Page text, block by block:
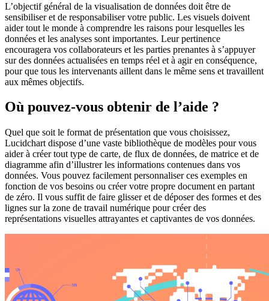
L’objectif général de la visualisation de données doit être de
sensibiliser et de responsabiliser votre public. Les visuels doivent
aider tout le monde à comprendre les raisons pour lesquelles les
données et les analyses sont importantes. Leur pertinence
encouragera vos collaborateurs et les parties prenantes à s’appuyer
sur des données actualisées en temps réel et à agir en conséquence,
pour que tous les intervenants aillent dans le même sens et travaillent
aux mêmes objectifs.
Où pouvez-vous obtenir de l’aide ?
Quel que soit le format de présentation que vous choisissez,
Lucidchart dispose d’une vaste bibliothèque de modèles pour vous
aider à créer tout type de carte, de flux de données, de matrice et de
diagramme afin d’illustrer les informations contenues dans vos
données. Vous pouvez facilement personnaliser ces exemples en
fonction de vos besoins ou créer votre propre document en partant
de zéro. Il vous suffit de faire glisser et de déposer des formes et des
lignes sur la zone de travail numérique pour créer des
représentations visuelles attrayantes et captivantes de vos données.